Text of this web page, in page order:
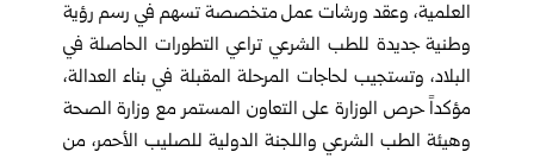
العلمية، وعقد ورشات عمل متخصصة تسهم في رسم رؤية
وطنية جديدة للطب الشرعي تراعي التطورات الحاصلة في
البلاد، وتستجيب لحاجات المرحلة المقبلة في بناء العدالة،
مؤكداً حرص الوزارة على التعاون المستمر مع وزارة الصحة
وهيئة الطب الشرعي واللجنة الدولية للصليب الأحمر، من